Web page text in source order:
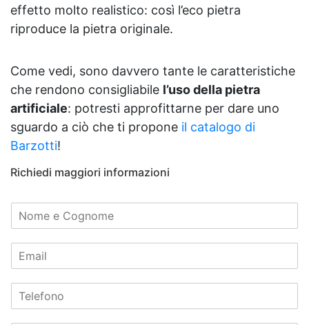
effetto molto realistico: così l’eco pietra
riproduce la pietra originale.
Come vedi, sono davvero tante le caratteristiche
che rendono consigliabile l’uso della pietra
artificiale: potresti approfittarne per dare uno
sguardo a ciò che ti propone il catalogo di
Barzotti!
Richiedi maggiori informazioni
m